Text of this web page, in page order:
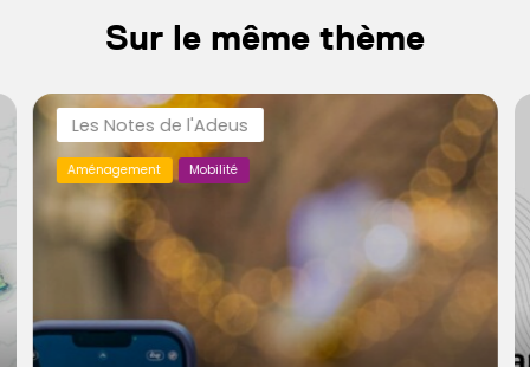
Sur le même thème
Les Notes de l'Adeus
Aménagement Mobilité